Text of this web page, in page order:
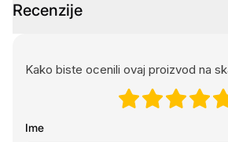
Recenzije
Kako biste ocenili ovaj proizvod na
Ime